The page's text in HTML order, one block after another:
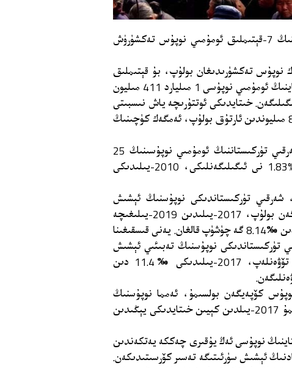
خىتاي نوپۇس تەكشۈرۈش تارماقلىرى 11-ماي خىتاينىڭ 7-قېتىملىق ئومۇمىي نوپۇس تەكشۈرۈش
نوپۇس تەكشۈرىدىغان بولۇپ، بۇ قېتىملىق
نوپۇس تەكشۈرۈش نەتىجىسىدە كۆرسىتىلىشىچە، خىتاينىڭ ئومۇمىي نوپۇسى 1 مىليارد 411 مىليون
يېتىپ، پۈتۈن دۇنيا نوپۇسىنىڭ %18نى ئىگىلىگەن. خىتايدىكى ئوتتۇرىچە ياش نىسبىتى
38.8 ياش، 15 ياشتىن 58 ياشقىچە بولغانلارنىڭ 894 مىليوندىن ئارتۇق بولۇپ، ئەمگەك كۈچىنىڭ
خىتاي تاراتقۇلىرىنىڭ بۇ ھەقتىكى خەۋىرىدە يەنە شەرقىي تۈركىستاننىڭ ئومۇمىي نوپۇسىنىڭ 25
مىليون 852 مىڭ ئىكەنلىكى، خىتاي نوپۇسىنىڭ %1.83 نى ئىگىلىگەنلىكى، 2010-يىلىدىكى
شەرقىي تۈركىستاندىكى نوپۇسنىڭ ئېشىش
نىسبىتى 2017-يىلدىن بۇيان زور دەرىجىدە تۆۋەنلىگەن بولۇپ، 2017-يىلىدىن 2019-يىلىغىچە
شەرقىي تۈركىستاندىكى تۇغۇلۇش نىسبىتى ‰15.88 دىن ‰8.14 گە چۈشۈپ قالغان. يەنى قىسقىغىنا
شەرقىي تۈركىستاندىكى نوپۇسنىڭ تەبىئىي ئېشىش
سۈرئىتىمۇ ئوخشاش مەزگىلدىكىدىن شىددەت بىلەن تۆۋەنلەپ، 2017-يىلىدىكى ‰11.4 دىن
خىتايدا 72 مىليون نوپۇس كۆپەيگەن بولسىمۇ، ئەمما نوپۇسنىڭ
ئېشىش نىسبىتىدە تۆۋەنلەش ئەھۋالى كۆرۈلگەن. بولۇپمۇ 2017-يىلدىن كېيىن خىتايدىكى يېڭىدىن
مۆلچەرلىشىچە، 2025-يىلى خىتاينىڭ نوپۇسى ئەڭ يۇقىرى چەككە يەتكەندىن
ئېشىش سۈرئىتىگە تەسىر كۆرسىتىدىكەن.